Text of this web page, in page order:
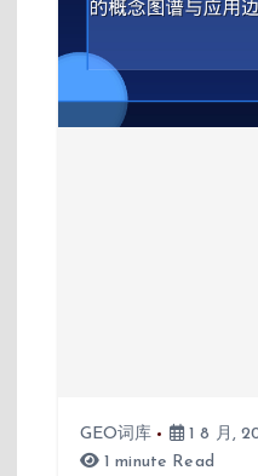
GEO词库 1 8 月,
1 minute Read